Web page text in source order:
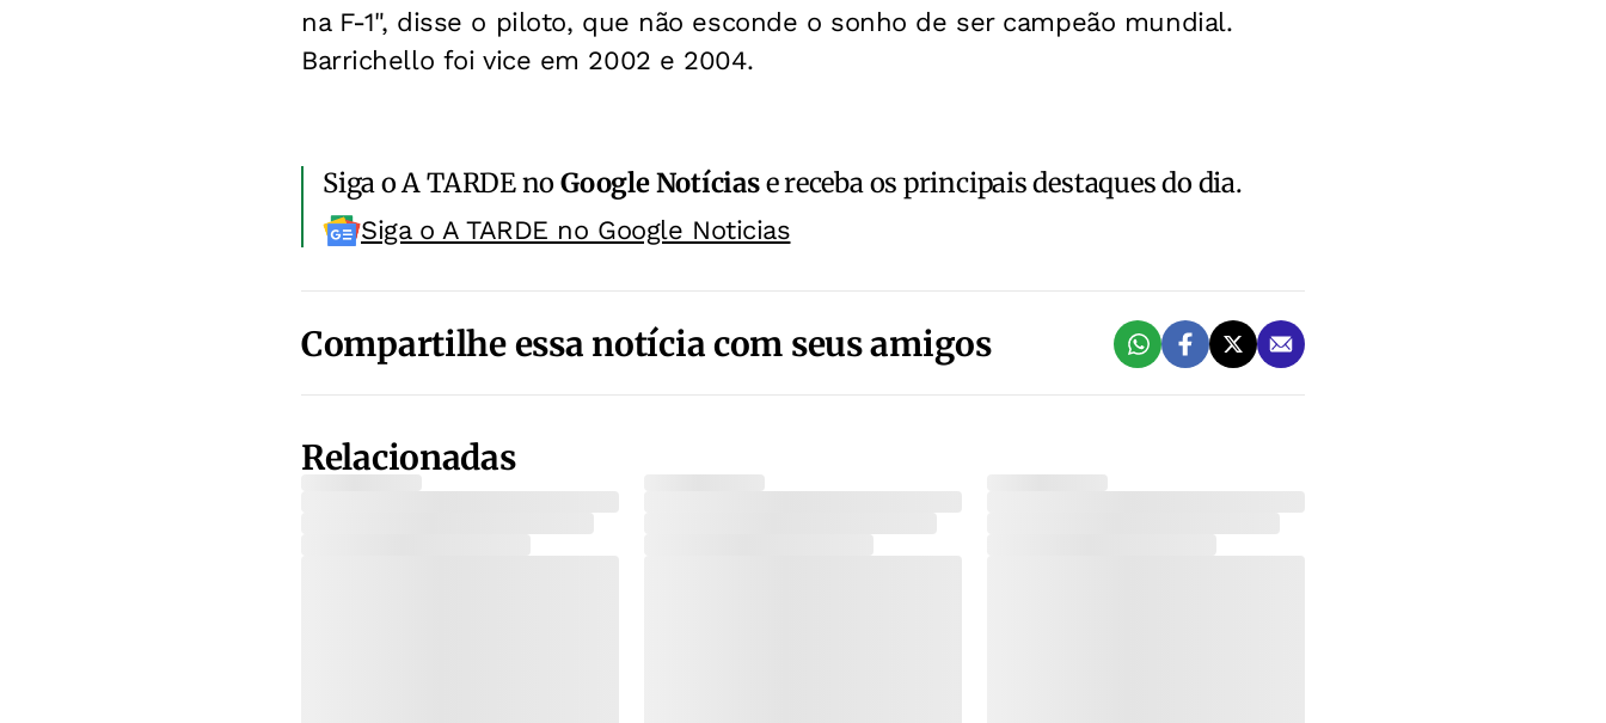
na F-1", disse o piloto, que não esconde o sonho de ser campeão mundial.
Barrichello foi vice em 2002 e 2004.
Siga o A TARDE noGoogle Notíciase receba os principais destaques do dia.
Siga o A TARDE no Google Noticias
Compartilhe essa notícia com seus amigos
Relacionadas